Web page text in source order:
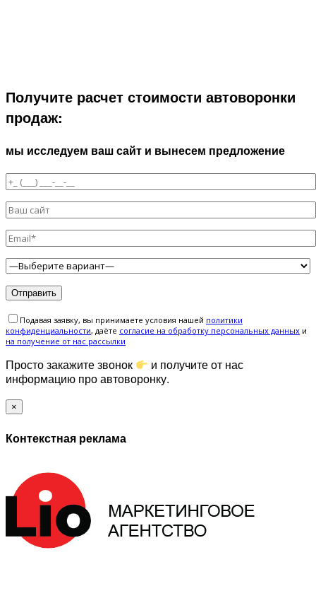
Получите расчет стоимости автоворонки
продаж:
мы исследуем ваш сайт и вынесем предложение
Подавая заявку, вы принимаете условия нашей политики
конфиденциальности, даёте cогласие на обработку персональных данных и
на получение от нас рассылки
Просто закажите звонок
и получите от нас
информацию про автоворонку.
×
Контекстная реклама